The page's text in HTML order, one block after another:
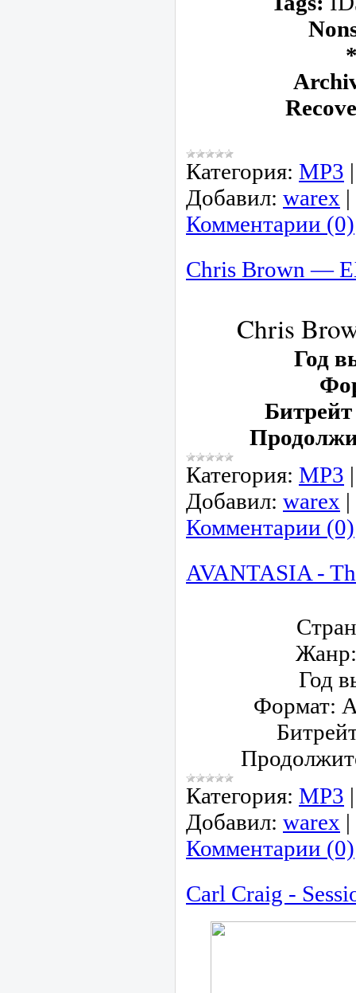
Категория: МР3
Добавил: warex |
Комментарии (0)
Chris Brown —
Chris
Год
Битрейт
Категория: МР3
Добавил: warex |
Комментарии (0)
AVANTASIA -
Жанр
Год
Формат:
Категория: МР3
Добавил: warex |
Комментарии (0)
Carl Craig -